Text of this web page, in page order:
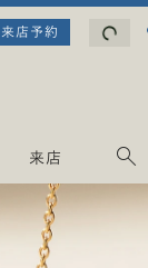
来店予約
.
.
来店